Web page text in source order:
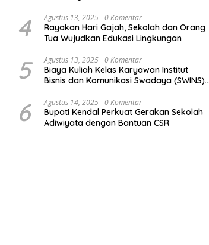
4 Agustus 13, 2025 0 Komentar
Rayakan Hari Gajah, Sekolah dan Orang
Tua Wujudkan Edukasi Lingkungan
5 Agustus 13, 2025 0 Komentar
Biaya Kuliah Kelas Karyawan Institut
Bisnis dan Komunikasi Swadaya (SWINS)
6 Agustus 14, 2025 0 Komentar
Bupati Kendal Perkuat Gerakan Sekolah
Adiwiyata dengan Bantuan CSR